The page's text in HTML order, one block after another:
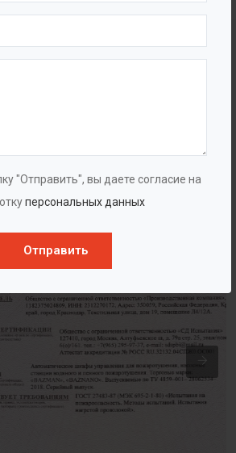
"Отправить", вы даете согласие на
персональных данных
Отправить